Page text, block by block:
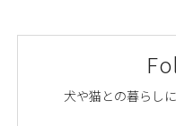
犬や猫との暮らし